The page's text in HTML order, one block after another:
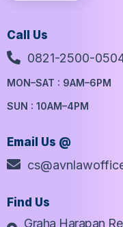
Call Us
0821-2500-
MON–SAT : 9AM–6PM
SUN : 10AM–4PM
Email Us @
Find Us
Graha Harapan